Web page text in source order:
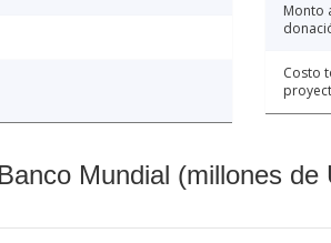
Monto
Costo
Mundial (millones